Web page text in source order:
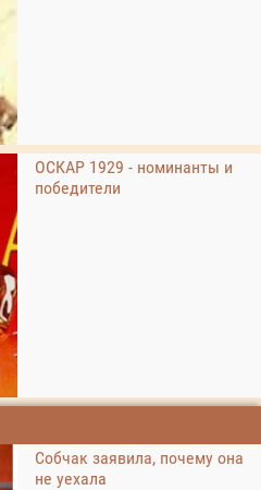
ОСКАР 1929 - номинанты и
победители
Собчак заявила, почему она
не уехала